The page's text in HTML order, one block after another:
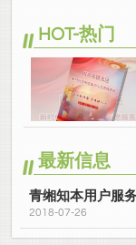
HOT-热门
最新信息
青缃知本用户服
2018-07-26